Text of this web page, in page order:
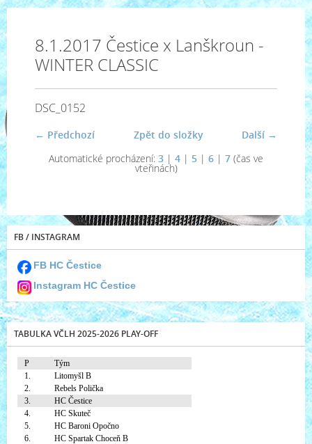
8.1.2017 Čestice x Lanškroun -
WINTER CLASSIC
DSC_0152
← Předchozí Další →
Zpět do složky
Automatické procházení: 3 | 4 | 5 | 6 | 7 (čas ve
vteřinách)
FB / INSTAGRAM
FB HC Čestice
Instagram HC Čestice
TABULKA VČLH 2025-2026 PLAY-OFF
P
Tým
1.
Litomyšl B
2.
Rebels Polička
3.
HC Čestice
4.
HC Skuteč
5.
HC Baroni Opočno
6.
HC Spartak Choceň B